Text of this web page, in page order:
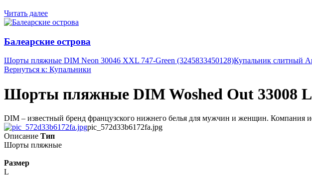
Читать далее
Балеарские острова
Шорты пляжные DIM Neon 30046 XXL 747-Green (3245833450128)Купальник слитный
Вернуться к: Купальники
Шорты пляжные DIM Woshed Out 33008 L
DIM – известный бренд французского нижнего белья для мужчин и женщин. Компания
pic_572d33b6172fa.jpg
Описание Тип
Шорты пляжные
Размер
L